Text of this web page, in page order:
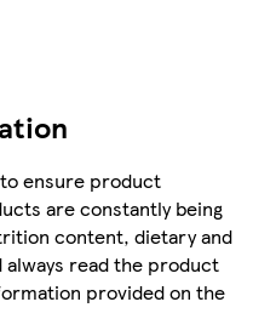
ensure product
are constantly being
content, dietary and
always read the product
provided on the